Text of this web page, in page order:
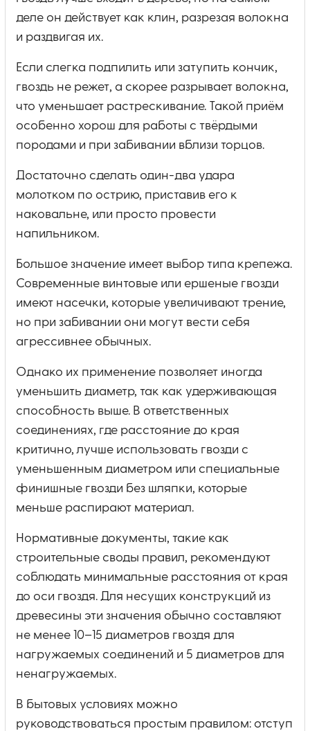
деле он действует как клин, разрезая волокна
и раздвигая их.
Если слегка подпилить или затупить кончик,
гвоздь не режет, а скорее разрывает волокна,
что уменьшает растрескивание. Такой приём
особенно хорош для работы с твёрдыми
породами и при забивании вблизи торцов.
Достаточно сделать один-два удара
молотком по острию, приставив его к
наковальне, или просто провести
напильником.
Большое значение имеет выбор типа крепежа.
Современные винтовые или ершеные гвозди
имеют насечки, которые увеличивают трение,
но при забивании они могут вести себя
агрессивнее обычных.
Однако их применение позволяет иногда
уменьшить диаметр, так как удерживающая
способность выше. В ответственных
соединениях, где расстояние до края
критично, лучше использовать гвозди с
уменьшенным диаметром или специальные
финишные гвозди без шляпки, которые
меньше распирают материал.
Нормативные документы, такие как
строительные своды правил, рекомендуют
соблюдать минимальные расстояния от края
до оси гвоздя. Для несущих конструкций из
древесины эти значения обычно составляют
не менее 10–15 диаметров гвоздя для
нагружаемых соединений и 5 диаметров для
ненагружаемых.
В бытовых условиях можно
руководствоваться простым правилом: отступ